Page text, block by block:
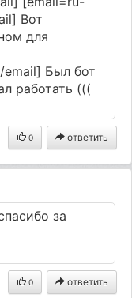
Вот
для
email] Был бот
работать (((
0 ответить
за
0 ответить